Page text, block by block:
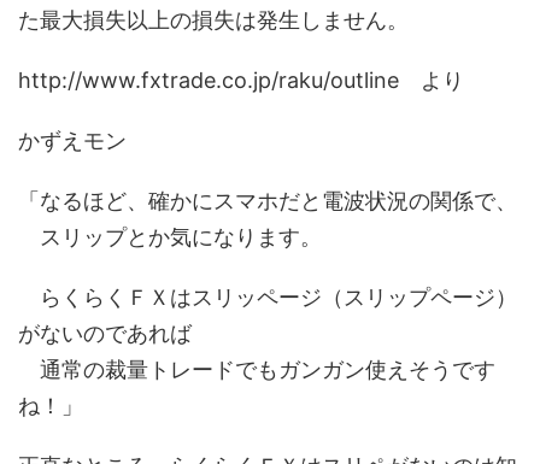
た最大損失以上の損失は発生しません。
http://www.fxtrade.co.jp/raku/outline より
かずえモン
「なるほど、確かにスマホだと電波状況の関係で、
スリップとか気になります。
らくらくＦＸはスリッページ（スリップページ）
がないのであれば
通常の裁量トレードでもガンガン使えそうです
ね！」